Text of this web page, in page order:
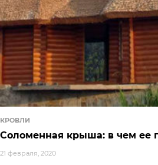
КРОВЛИ
Соломенная крыша: в чем ее
21 февраля, 2020